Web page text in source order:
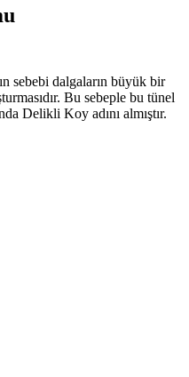
sebebi dalgaların büyük bir
Bu sebeple bu tünel
Delikli Koy adını almıştır.